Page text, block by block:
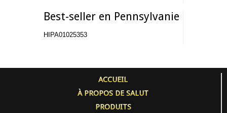
Best-seller en Pennsylvanie
HIPA01025353
ACCUEIL
À PROPOS DE SALUT
PRODUITS